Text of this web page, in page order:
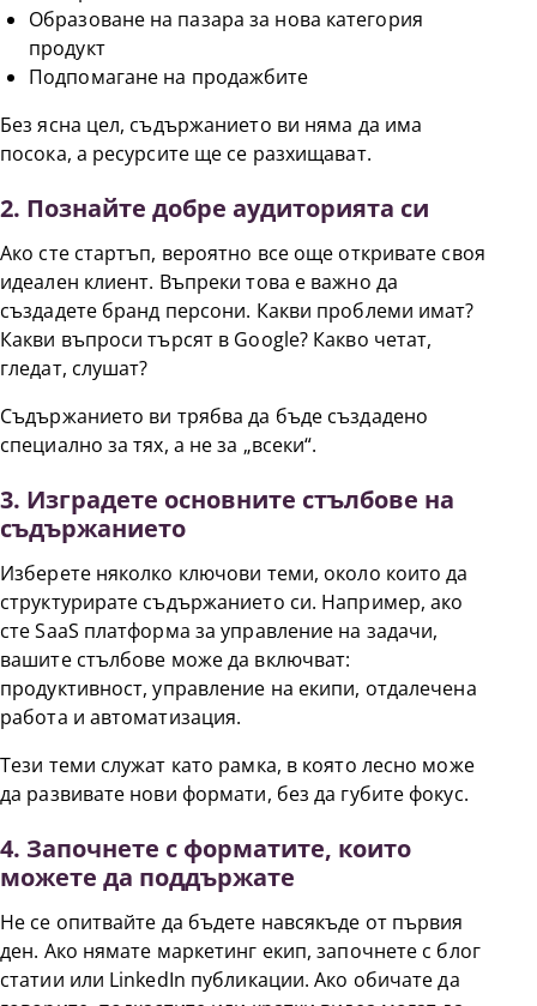
Образоване на пазара за нова категория
продукт
Подпомагане на продажбите
Без ясна цел, съдържанието ви няма да има
посока, а ресурсите ще се разхищават.
2. Познайте добре аудиторията си
Ако сте стартъп, вероятно все още откривате своя
идеален клиент. Въпреки това е важно да
създадете бранд персони. Какви проблеми имат?
Какви въпроси търсят в Google? Какво четат,
гледат, слушат?
Съдържанието ви трябва да бъде създадено
специално за тях, а не за „всеки“.
3. Изградете основните стълбове на
съдържанието
Изберете няколко ключови теми, около които да
структурирате съдържанието си. Например, ако
сте SaaS платформа за управление на задачи,
вашите стълбове може да включват:
продуктивност, управление на екипи, отдалечена
работа и автоматизация.
Тези теми служат като рамка, в която лесно може
да развивате нови формати, без да губите фокус.
4. Започнете с форматите, които
можете да поддържате
Не се опитвайте да бъдете навсякъде от първия
ден. Ако нямате маркетинг екип, започнете с блог
статии или LinkedIn публикации. Ако обичате да